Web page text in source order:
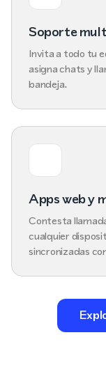
Soporte
Invita a todo tu
asigna chats y
bandeja.
Apps web y
Contesta
cualquier
sincronizadas